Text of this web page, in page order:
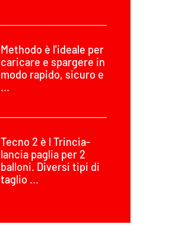
Methodo è l'ideale per
caricare e spargere in
modo rapido, sicuro e
...
Tecno 2 è l Trincia-
lancia paglia per 2
balloni. Diversi tipi di
taglio ...